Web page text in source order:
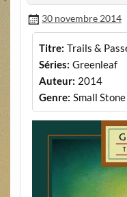
30 novembre 2014
Titre: Trails &
Séries: Greenleaf
Auteur: 2014
Genre: Small